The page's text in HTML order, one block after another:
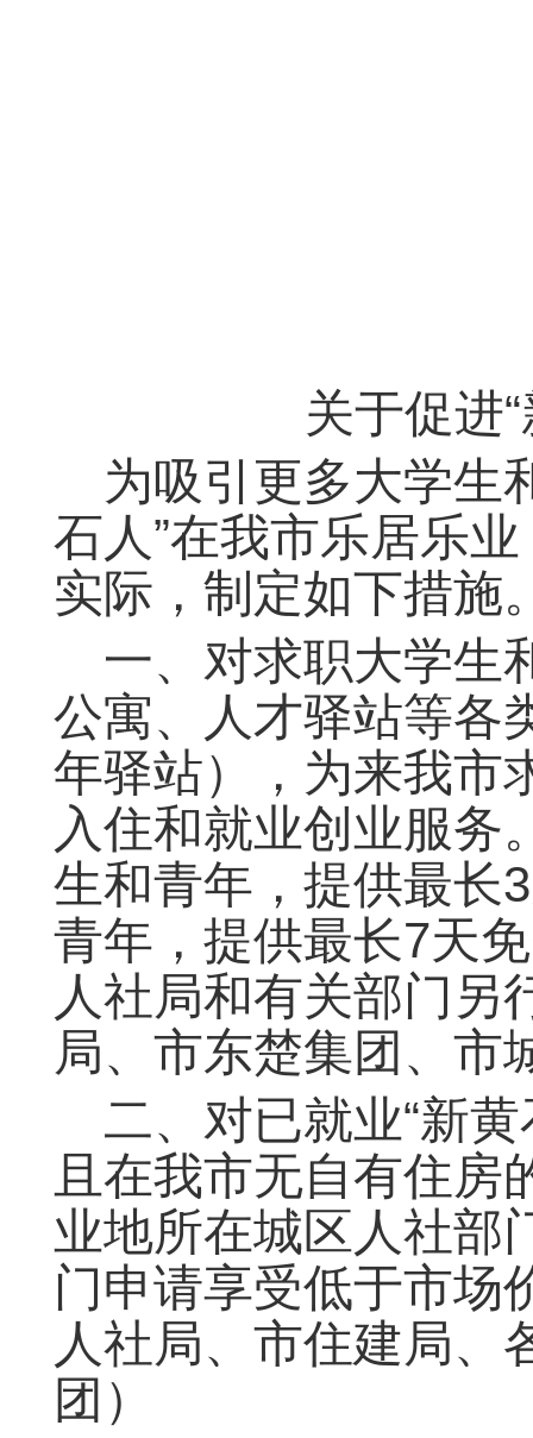
关于促进
为吸引更多大学生
石人”在我市乐居乐
实际，制定如下措施
一、对求职大学生
公寓、人才驿站等各
年驿站），为来我市
入住和就业创业服务
生和青年，提供最长
青年，提供最长7天
人社局和有关部门另
局、市东楚集团、市
二、对已就业“新
且在我市无自有住
业地所在城区人社部
门申请享受低于市场
人社局、市住建局、
团）